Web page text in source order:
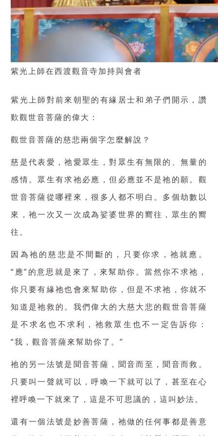
紫光上師在西渡觀音寺加持與會者
紫光上師對前來朝聖的有緣居士和弟子們開示，讚
歎觀世音菩薩的偉大：
觀世音菩薩的慈悲兩個字怎麼解說？
慈是代表愛，祂愛眾生，對眾生有無限的、無量的
感情。眾生有求祂必應，但必應並不是祂的願。觀
世音菩薩從哪裡來，很多人都不明白。多個劫數以
來，祂一次又一次成為娑婆世界的嚮往，眾生的嚮
往。
因為祂的慈悲是不間斷的，只要你求，祂就應。
“應”的意思就是來了，來幫助你。當然你不求祂，
你只要有緣祂也會來幫助你，但是不求祂，你就不
知道是祂救的。我們偉大的大慈大悲的觀世音菩薩
是不求名也不求利，祂救眾生也不一定告訴你：
“我，觀音菩薩來幫助你了。”
祂的另一法號是聞音菩薩，聞音而至，聞音而救。
只要叫一聲就可以，呼喚一下就可以了，甚至在心
裡呼喚一下就來了，這是不可思議的，這叫妙法。
還有一個法號是妙善菩薩，祂做的任何事都是善意